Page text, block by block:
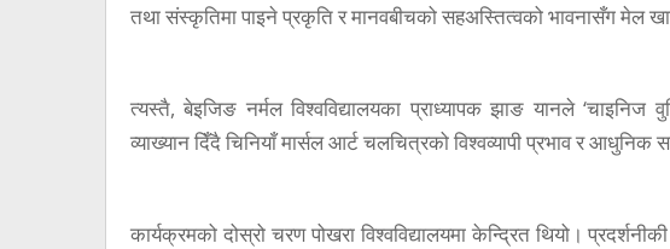
तथा संस्कृतिमा पाइने प्रकृति र मानवबीचको सहअस्तित्वको भावनासँग मेल
त्यस्तै, बेइजिङ नर्मल विश्वविद्यालयका प्राध्यापक झाङ यानले ‘चाइनिज
व्याख्यान दिँदै चिनियाँ मार्सल आर्ट चलचित्रको विश्वव्यापी प्रभाव र आधुनिक
कार्यक्रमको दोस्रो चरण पोखरा विश्वविद्यालयमा केन्द्रित थियो।